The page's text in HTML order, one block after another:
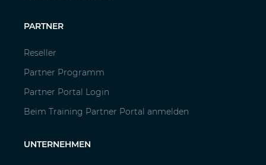
PARTNER
Reseller
Partner Programm
Partner Portal Login
Beim Training Partner Portal anmelden
UNTERNEHMEN